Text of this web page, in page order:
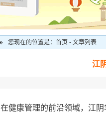
您现在的位置是：首页 - 文章列表
江
在健康管理的前沿领域，江